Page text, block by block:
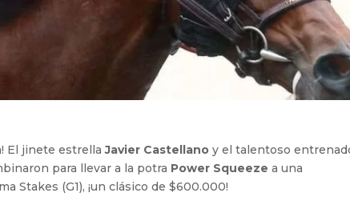
El jinete estrellaJavier Castellano y el talentoso
para llevar a la potra Power Squeeze a una
Stakes (G1), ¡un clásico de $600.000!